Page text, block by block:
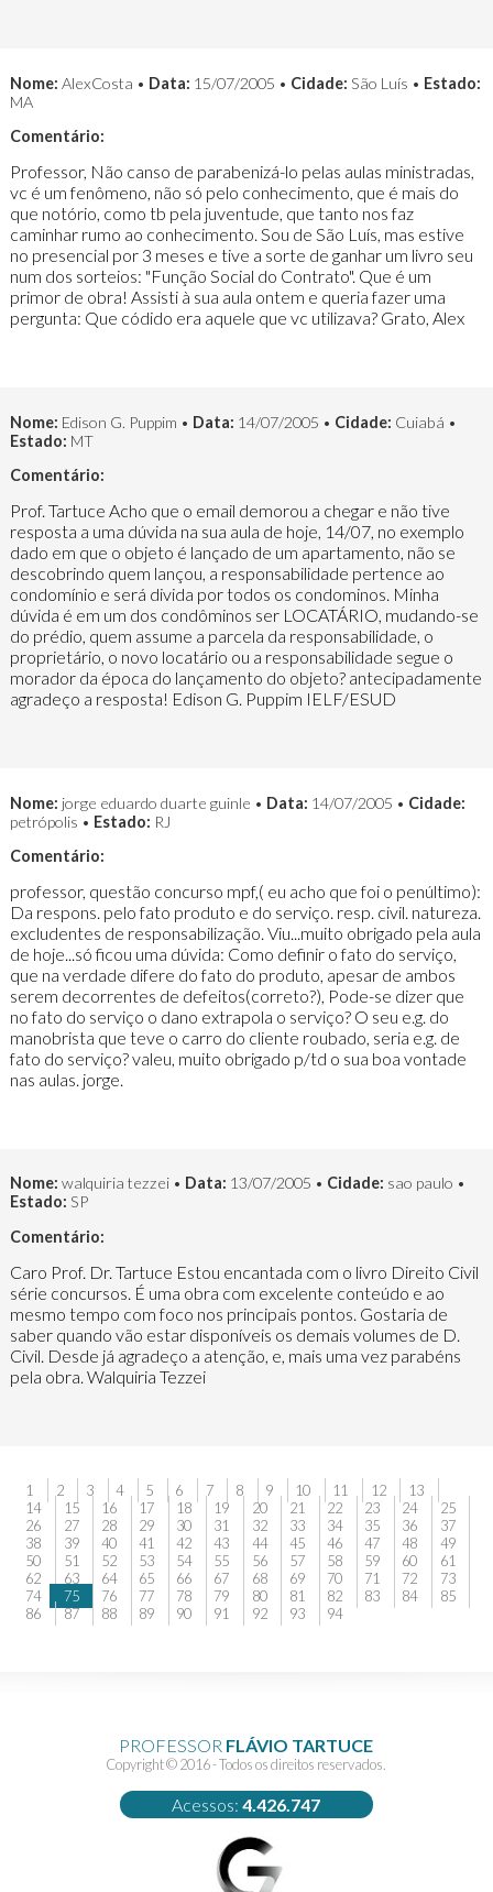
Nome: AlexCosta • Data: 15/07/2005 • Cidade: São Luís • Estado:
MA
Comentário:
Professor, Não canso de parabenizá-lo pelas aulas ministradas,
vc é um fenômeno, não só pelo conhecimento, que é mais do
que notório, como tb pela juventude, que tanto nos faz
caminhar rumo ao conhecimento. Sou de São Luís, mas estive
no presencial por 3 meses e tive a sorte de ganhar um livro seu
num dos sorteios: "Função Social do Contrato". Que é um
primor de obra! Assisti à sua aula ontem e queria fazer uma
pergunta: Que códido era aquele que vc utilizava? Grato, Alex
Nome: Edison G. Puppim • Data: 14/07/2005 • Cidade: Cuiabá •
Estado: MT
Comentário:
Prof. Tartuce Acho que o email demorou a chegar e não tive
resposta a uma dúvida na sua aula de hoje, 14/07, no exemplo
dado em que o objeto é lançado de um apartamento, não se
descobrindo quem lançou, a responsabilidade pertence ao
condomínio e será divida por todos os condominos. Minha
dúvida é em um dos condôminos ser LOCATÁRIO, mudando-se
do prédio, quem assume a parcela da responsabilidade, o
proprietário, o novo locatário ou a responsabilidade segue o
morador da época do lançamento do objeto? antecipadamente
agradeço a resposta! Edison G. Puppim IELF/ESUD
Nome: jorge eduardo duarte guinle • Data: 14/07/2005 • Cidade:
petrópolis • Estado: RJ
Comentário:
professor, questão concurso mpf,( eu acho que foi o penúltimo):
Da respons. pelo fato produto e do serviço. resp. civil. natureza.
excludentes de responsabilização. Viu...muito obrigado pela aula
de hoje...só ficou uma dúvida: Como definir o fato do serviço,
que na verdade difere do fato do produto, apesar de ambos
serem decorrentes de defeitos(correto?), Pode-se dizer que
no fato do serviço o dano extrapola o serviço? O seu e.g. do
manobrista que teve o carro do cliente roubado, seria e.g. de
fato do serviço? valeu, muito obrigado p/td o sua boa vontade
nas aulas. jorge.
Nome: walquiria tezzei • Data: 13/07/2005 • Cidade: sao paulo •
Estado: SP
Comentário:
Caro Prof. Dr. Tartuce Estou encantada com o livro Direito Civil
série concursos. É uma obra com excelente conteúdo e ao
mesmo tempo com foco nos principais pontos. Gostaria de
saber quando vão estar disponíveis os demais volumes de D.
Civil. Desde já agradeço a atenção, e, mais uma vez parabéns
pela obra. Walquiria Tezzei
1 2 3 4 5 6 7 8 9 10 11 12
13
14
15 16 17 18 19 20 21 22 23 24
25
26
27 28 29 30 31 32 33 34 35 36
37
38
39 40 41 42 43 44 45 46 47 48
49
50
51 52 53 54 55 56 57 58 59 60
61
62
63 64 65 66 67 68 69 70 71 72
73
74
75 76 77 78 79 80 81 82 83 84
85
86
87 88 89 90 91 92 93 94
PROFESSOR FLÁVIO TARTUCE
Copyright © 2016 - Todos os direitos reservados.
Acessos:4.426.747